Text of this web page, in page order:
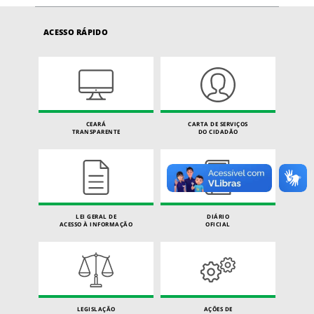
ACESSO RÁPIDO
CEARÁ
TRANSPARENTE
CARTA DE SERVIÇOS
DO CIDADÃO
LEI GERAL DE
ACESSO À INFORMAÇÃO
DIÁRIO
OFICIAL
LEGISLAÇÃO
AÇÕES DE